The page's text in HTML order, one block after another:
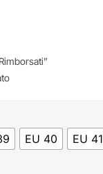
EU 40 EU 41